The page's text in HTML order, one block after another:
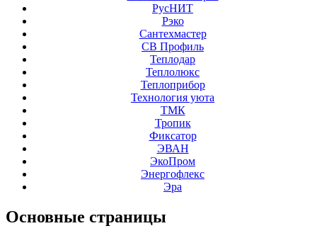
РусНИТ
Рэко
Сантехмастер
СВ Профиль
Теплодар
Теплолюкс
Теплоприбор
Технология уюта
ТМК
Тропик
Фиксатор
ЭВАН
ЭкоПром
Энергофлекс
Эра
Основные страницы